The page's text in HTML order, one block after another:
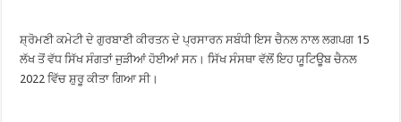
ਸ਼੍ਰੋਮਣੀ ਕਮੇਟੀ ਦੇ ਗੁਰਬਾਣੀ ਕੀਰਤਨ ਦੇ ਪ੍ਰਸਾਰਨ ਸਬੰਧੀ ਇਸ ਚੈਨਲ ਨਾਲ ਲਗਪਗ 15
ਲੱਖ ਤੋਂ ਵੱਧ ਸਿੱਖ ਸੰਗਤਾਂ ਜੁੜੀਆਂ ਹੋਈਆਂ ਸਨ। ਸਿੱਖ ਸੰਸਥਾ ਵੱਲੋਂ ਇਹ ਯੂਟਿਊਬ ਚੈਨਲ
2022 ਵਿੱਚ ਸ਼ੁਰੂ ਕੀਤਾ ਗਿਆ ਸੀ।